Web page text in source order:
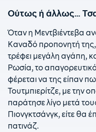
Ούτως ή άλλως…
Όταν η Μεντβιέντεβα
Καναδό προπονητή
τρέφει μεγάλη αγάπη,
Ρωσία, το
φέρεται να της είπαν
Τουτμπιερίτζε, με την
παράτησε λίγο μετά
Πιονγκτσάνγκ, είτε θα
πατινάζ.